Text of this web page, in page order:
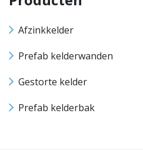
Afzinkkelder
Prefab kelderwanden
Gestorte kelder
Prefab kelderbak